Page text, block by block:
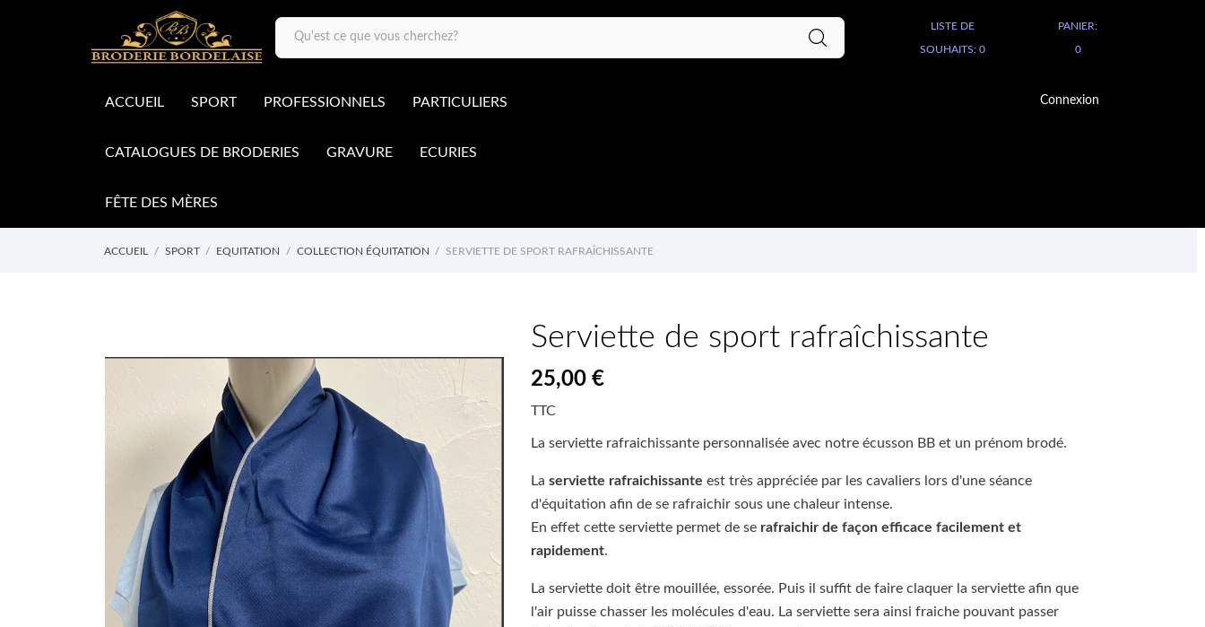
LISTE DE
SOUHAITS: 0
PANIER:
0
ACCUEIL SPORT PROFESSIONNELS PARTICULIERS
CATALOGUES DE BRODERIES GRAVURE ECURIES
FÊTE DES MÈRES
Connexion
ACCUEIL SPORT EQUITATION COLLECTION ÉQUITATION SERVIETTE DE SPORT RAFRAÎCHISSANTE
Serviette de sport rafraîchissante
25,00 €
TTC
La serviette rafraichissante personnalisée avec notre écusson BB et un prénom brodé.
La serviette rafraichissante est très appréciée par les cavaliers lors d'une séance
d'équitation afin de se rafraichir sous une chaleur intense.
En effet cette serviette permet de se rafraichir de façon efficace facilement et
rapidement.
La serviette doit être mouillée, essorée. Puis il suffit de faire claquer la serviette afin que
l'air puisse chasser les molécules d'eau. La serviette sera ainsi fraiche pouvant passer